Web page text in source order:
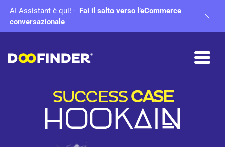
AI Assistant è qui! - Fai il salto verso l’eCommerce
conversazionale
SUCCESSCASE